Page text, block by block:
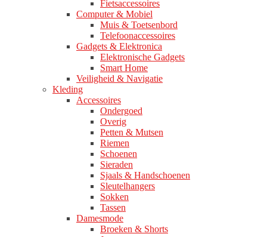
Fietsaccessoires
Computer & Mobiel
Muis & Toetsenbord
Telefoonaccessoires
Gadgets & Elektronica
Elektronische Gadgets
Smart Home
Veiligheid & Navigatie
Kleding
Accessoires
Ondergoed
Overig
Petten & Mutsen
Riemen
Schoenen
Sieraden
Sjaals & Handschoenen
Sleutelhangers
Sokken
Tassen
Damesmode
Broeken & Shorts